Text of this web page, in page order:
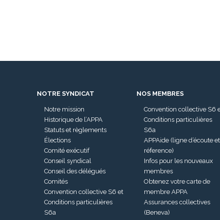
NOTRE SYNDICAT
Notre mission
Historique de l’APPA
Statuts et règlements
Élections
Comité exécutif
Conseil syndical
Conseil des délégués
Comités
Convention collective S6 et
Conditions particulières
S6a
NOS MEMBRES
Convention collective S6
Conditions particulières
S6a
APPAide (ligne d’écoute et
réference)
Infos pour les nouveaux
membres
Obtenez votre carte de
membre APPA
Assurances collectives
(Beneva)